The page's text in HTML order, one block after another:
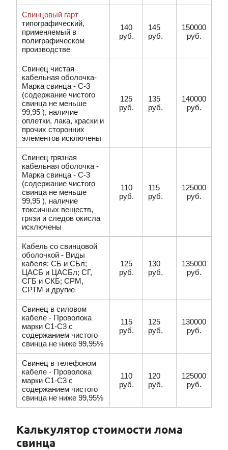
Свинцовый гарт
типографический,
применяемый в
полиграфическом
производстве
140
руб.
145
руб.
150000
руб.
Свинец чистая
кабельная оболочка-
Марка свинца - С-3
(содержание чистого
свинца не меньше
99,95 ), наличие
оплетки, лака, краски и
прочих сторонних
элементов исключены
125
руб.
135
руб.
140000
руб.
Свинец грязная
кабельная оболочка -
Марка свинца - С-3
(содержание чистого
свинца не меньше
99,95 ), наличие
токсичных веществ,
грязи и следов окисла
исключены
110
руб.
115
руб.
125000
руб.
Кабель со свинцовой
оболочкой - Виды
кабеля: СБ и СБл;
ЦАСБ и ЦАСБл; СГ,
СГБ и СКБ; СРМ,
СРТМ и другие
125
руб.
130
руб.
135000
руб.
Свинец в силовом
кабеле - Проволока
марки С1-С3 с
содержанием чистого
свинца не ниже 99,95%
115
руб.
125
руб.
130000
руб.
Свинец в телефоном
кабеле - Проволока
марки С1-С3 с
содержанием чистого
свинца не ниже 99,95%
110
руб.
120
руб.
125000
руб.
Калькулятор стоимости лома
свинца